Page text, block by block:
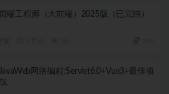
端工程师（大前端）2025版（已完结）
网络编程:Servlet6.0+Vue3+最佳项